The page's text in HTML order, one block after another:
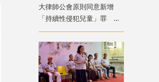
大律師公會原則同意新增
「持續性侵犯兒童」罪 強
調須有嚴格程序保障措施